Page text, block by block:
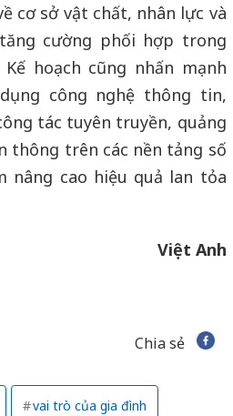
cơ sở vật chất, nhân lực và
cường phối hợp trong
hoạch cũng nhấn mạnh
công nghệ thông tin,
tác tuyên truyền, quảng
thông trên các nền tảng số
nâng cao hiệu quả lan tỏa
Việt Anh
Chia sẻ
vai trò của gia đình